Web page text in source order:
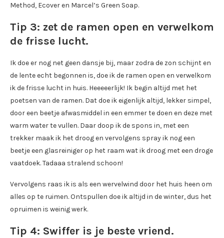
Method, Ecover en Marcel’s Green Soap.
Tip 3: zet de ramen open en verwelkom
de frisse lucht.
Ik doe er nog net geen dansje bij, maar zodra de zon schijnt en
de lente echt begonnen is, doe ik de ramen open en verwelkom
ik de frisse lucht in huis. Heeeeerlijk! Ik begin altijd met het
poetsen van de ramen. Dat doe ik eigenlijk altijd, lekker simpel,
door een beetje afwasmiddel in een emmer te doen en deze met
warm water te vullen. Daar doop ik de spons in, met een
trekker maak ik het droog en vervolgens spray ik nog een
beetje een glasreiniger op het raam wat ik droog met een droge
vaatdoek. Tadaaa stralend schoon!
Vervolgens raas ik is als een wervelwind door het huis heen om
alles op te ruimen. Ontspullen doe ik altijd in de winter, dus het
opruimen is weinig werk.
Tip 4: Swiffer is je beste vriend.